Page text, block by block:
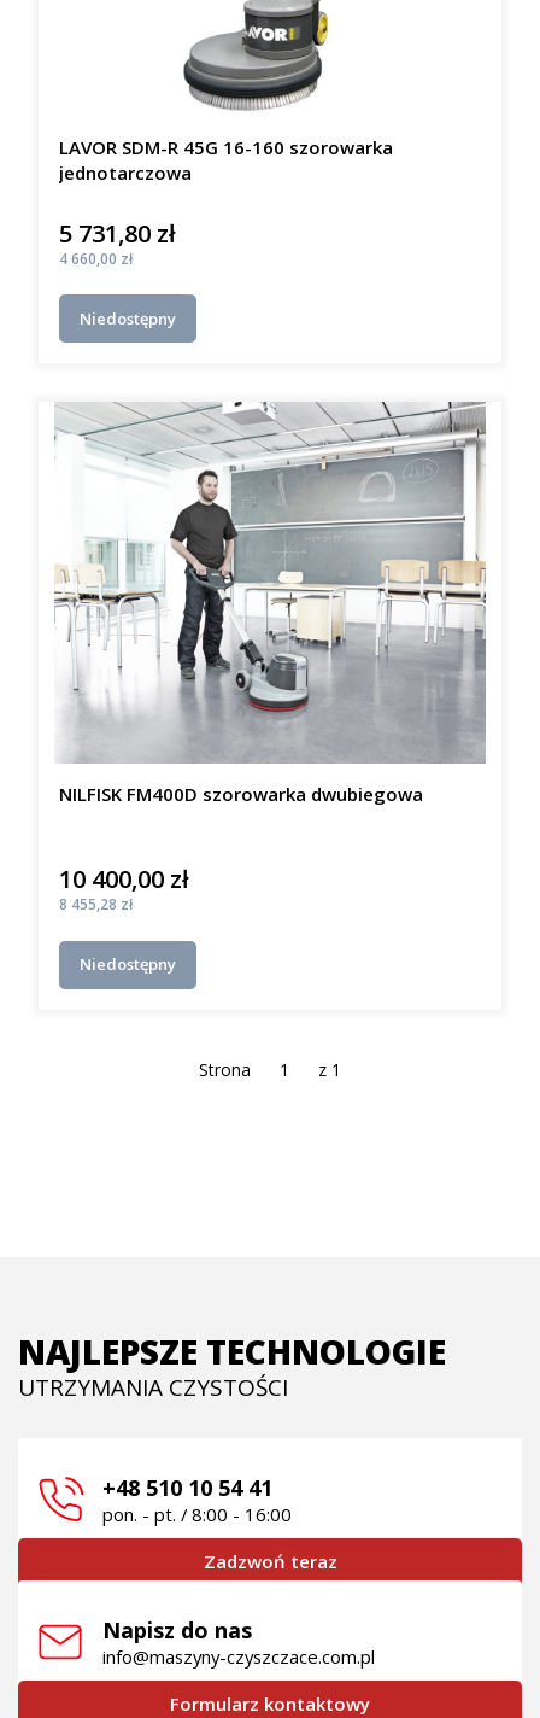
LAVOR SDM-R 45G 16-160 szorowarka
jednotarczowa
Cena
5 731,80 zł
Cena
4 660,00 zł
Niedostępny
NILFISK FM400D szorowarka dwubiegowa
Cena
10 400,00 zł
Cena
8 455,28 zł
Niedostępny
Strona z 1
NAJLEPSZE TECHNOLOGIE
UTRZYMANIA CZYSTOŚCI
+48 510 10 54 41
pon. - pt. / 8:00 - 16:00
Zadzwoń teraz
Napisz do nas
info@maszyny-czyszczace.com.pl
Formularz kontaktowy